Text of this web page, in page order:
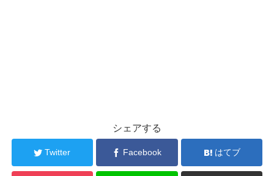
シェアする
Twitter Facebook はてブ